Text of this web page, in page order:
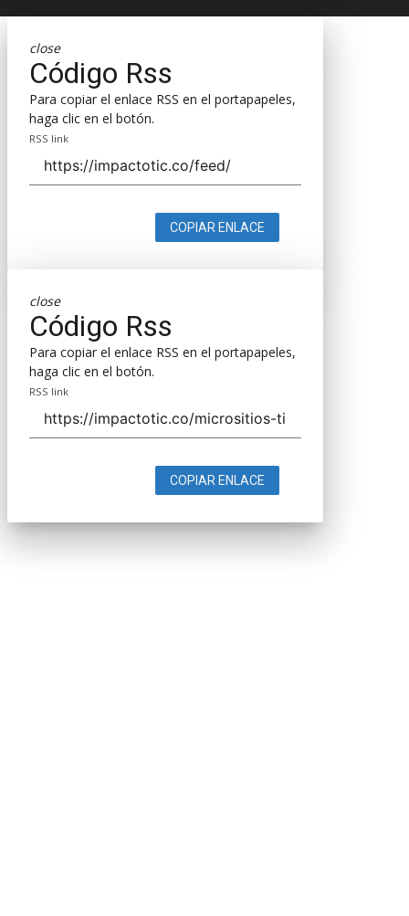
close
Código Rss
Para copiar el enlace RSS en el portapapeles,
haga clic en el botón.
RSS link
COPIAR ENLACE
close
Código Rss
Para copiar el enlace RSS en el portapapeles,
haga clic en el botón.
RSS link
COPIAR ENLACE